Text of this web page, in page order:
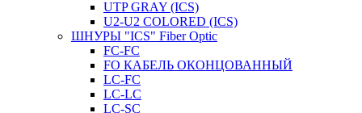
UTP GRAY (ICS)
U2-U2 COLORED (ICS)
ШНУРЫ "ICS" Fiber Optic
FC-FC
FO КАБЕЛЬ ОКОНЦОВАННЫЙ
LC-FC
LC-LC
LC-SC